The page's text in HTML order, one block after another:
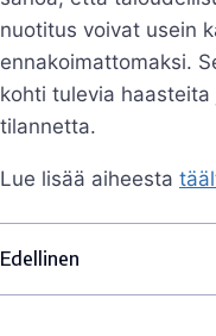
nuotitus voivat usein
ennakoimattomaksi.
kohti tulevia
tilannetta.
Lue lisää aiheesta
Edellinen